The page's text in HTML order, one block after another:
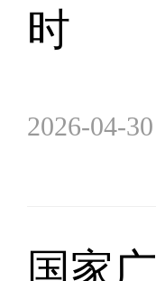
时
2026-04-30
国家